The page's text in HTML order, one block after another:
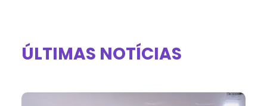
ÚLTIMAS NOTÍCIAS